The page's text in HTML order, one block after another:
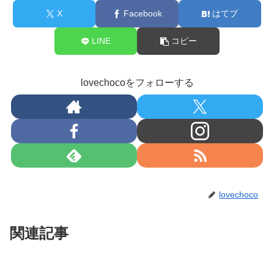
X Facebook はてブ
LINE コピー
lovechocoをフォローする
lovechoco
関連記事